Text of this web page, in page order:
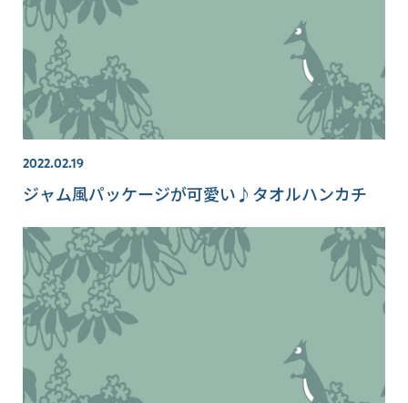
2022.02.19
ジャム風パッケージが可愛い♪タオルハンカチ